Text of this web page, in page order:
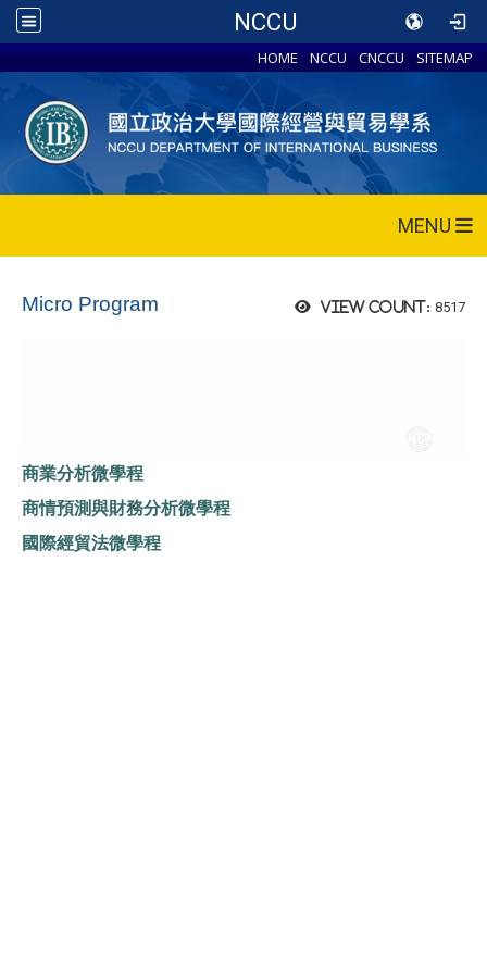
NCCU
HOME NCCU CNCCU SITEMAP
MENU
View count: 8517
Micro Program
商業分析微學程
商情預測與財務分析微學程
國際經貿法微學程